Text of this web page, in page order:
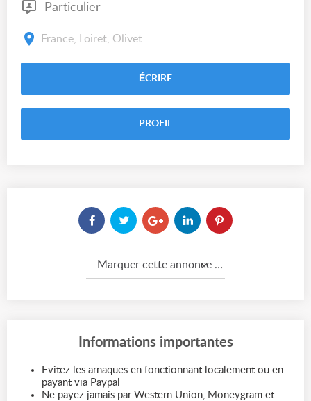
Particulier
France, Loiret, Olivet
ÉCRIRE
PROFIL
Marquer cette annonce comme...
Informations importantes
Evitez les arnaques en fonctionnant localement ou en
payant via Paypal
Ne payez jamais par Western Union, Moneygram et